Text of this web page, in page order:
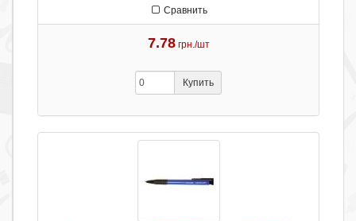
Сравнить
7.78 грн./шт
Купить